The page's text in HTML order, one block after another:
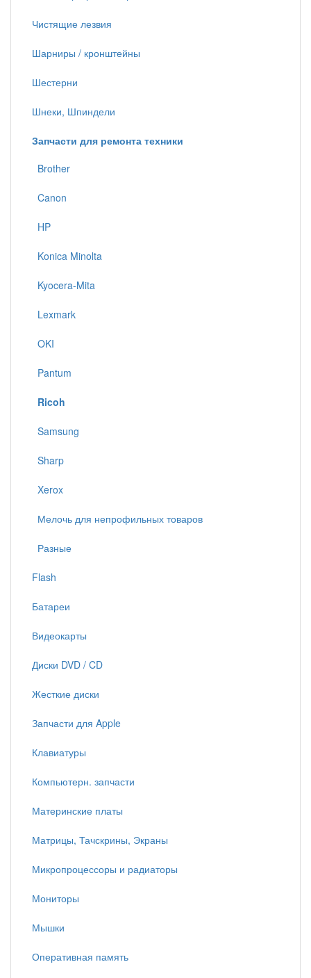
Чистящие лезвия
Шарниры / кронштейны
Шестерни
Шнеки, Шпиндели
Запчасти для ремонта техники
Brother
Canon
HP
Konica Minolta
Kyocera-Mita
Lexmark
OKI
Pantum
Ricoh
Samsung
Sharp
Xerox
Мелочь для непрофильных товаров
Разные
Flash
Батареи
Видеокарты
Диски DVD / CD
Жесткие диски
Запчасти для Apple
Клавиатуры
Компьютерн. запчасти
Материнские платы
Матрицы, Тачскрины, Экраны
Микропроцессоры и радиаторы
Мониторы
Мышки
Оперативная память